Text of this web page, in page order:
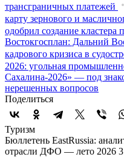
трансграничных платежей
карту зернового и
одобрил создание кластера
Востокгосплан: Дальний
кадрового кризиса в
2026: угольная
Сахалина-2026» — под
нерешенных вопросов
Поделиться
Туризм
Бюллетень EastRussia:
отрасли ДФО — лето 2026